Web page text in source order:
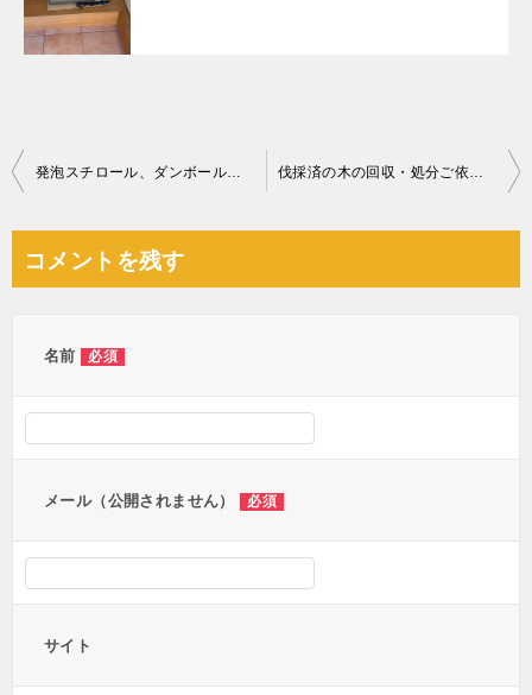
投
ビ
発泡スチロール、ダンボールの回収・処分ご依頼 お客様の声 伐採済の木の回収・処分ご依頼 お客様の声
コメントを残す
名前 必須
メール（公開されません） 必須
サイト